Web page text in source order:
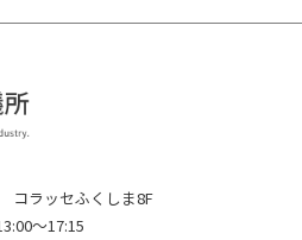
コラッセふくしま8F
～17:15